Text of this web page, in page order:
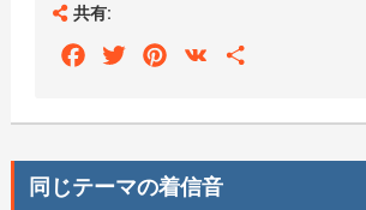
共有:
FacebookTwitterPinterest
VK
同じテーマの着信音